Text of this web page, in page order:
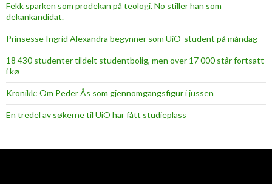
Fekk sparken som prodekan på teologi. No stiller han som
dekankandidat.
Prinsesse Ingrid Alexandra begynner som UiO-student på måndag
18 430 studenter tildelt studentbolig, men over 17 000 står fortsatt
i kø
Kronikk: Om Peder Ås som gjennomgangsfigur i jussen
En tredel av søkerne til UiO har fått studieplass